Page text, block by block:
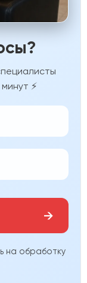
⚡
→
на обработку